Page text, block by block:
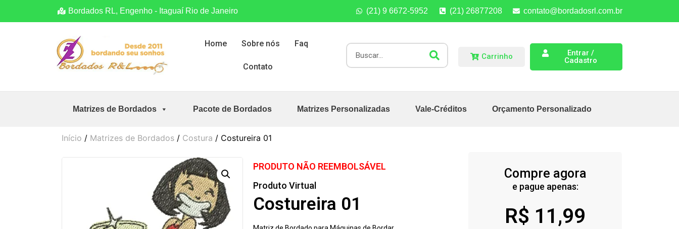
Bordados RL, Engenho - Itaguaí Rio de Janeiro (21) 9 6672-5952 (21) 26877208 contato@bordadosrl.com.br
Home Sobre nós Faq
Contato
Carrinho
Entrar /
Cadastro
Matrizes de Bordados Pacote de Bordados Matrizes Personalizadas Vale-Créditos Orçamento Personalizado
Início / Matrizes de Bordados / Costura / Costureira 01
PRODUTO NÃO REEMBOLSÁVEL
Produto Virtual
Costureira 01
Compre agora
e pague apenas:
R$ 11,99